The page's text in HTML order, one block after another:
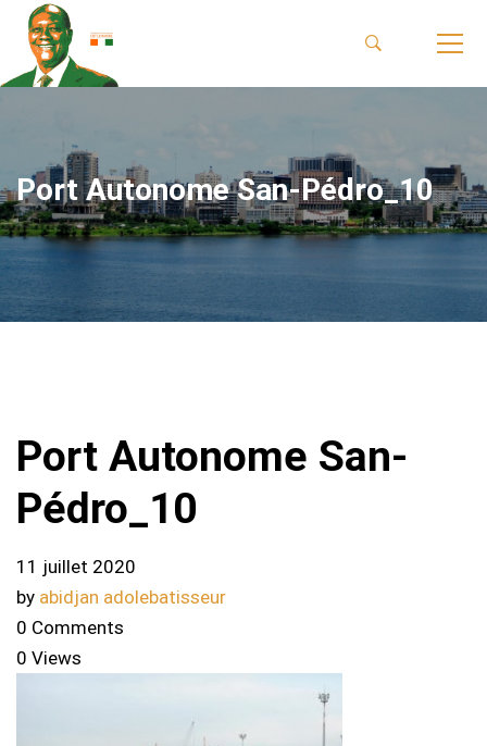
Port Autonome San-Pédro_10
Port Autonome San-
Pédro_10
11 juillet 2020
by abidjan adolebatisseur
0 Comments
0 Views